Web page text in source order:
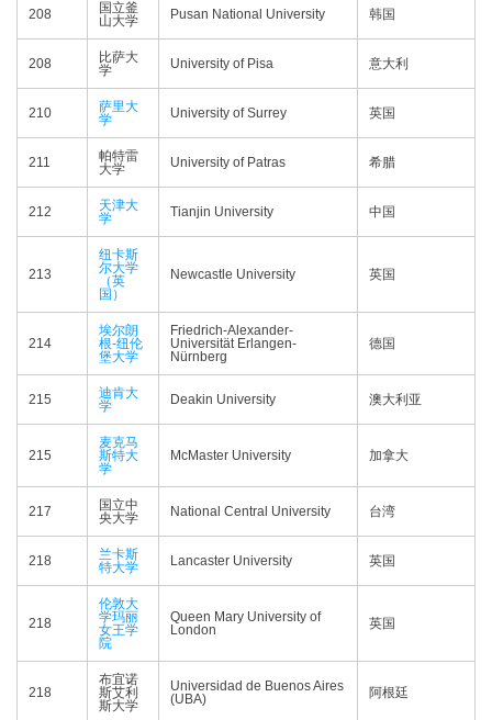
208
国立釜
山大学
Pusan National University 韩国
208
比萨大
学
University of Pisa 意大利
210
萨里大
学
University of Surrey 英国
211
帕特雷
大学
University of Patras 希腊
212
天津大
学
Tianjin University 中国
213
纽卡斯
尔大学
（英
国）
Newcastle University 英国
214
埃尔朗
根-纽伦
堡大学
Friedrich-Alexander-
Universität Erlangen-
Nürnberg
德国
215
迪肯大
学
Deakin University 澳大利亚
215
麦克马
斯特大
学
McMaster University 加拿大
217
国立中
央大学
National Central University 台湾
218
兰卡斯
特大学
Lancaster University 英国
218
伦敦大
学玛丽
女王学
院
Queen Mary University of
London
英国
218
布宜诺
斯艾利
斯大学
Universidad de Buenos Aires
(UBA)
阿根廷